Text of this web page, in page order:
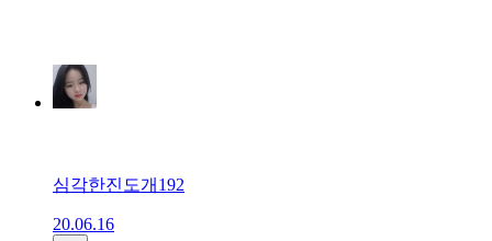
심각한진도개192
20.06.16